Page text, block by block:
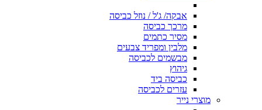
אבקה/ ג'ל / נוזל כביסה
מרכך כביסה
מסיר כתמים
מלבין ומפריד צבעים
מבשמים לכביסה
גיהוץ
כביסה ביד
עזרים לכביסה
מוצרי נייר